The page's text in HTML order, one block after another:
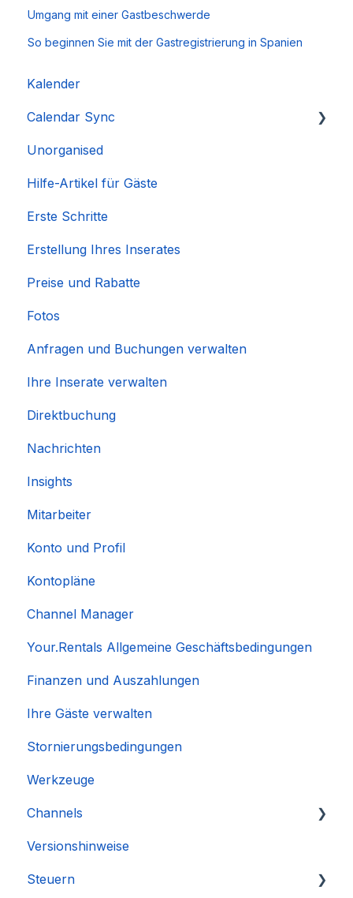
Umgang mit einer Gastbeschwerde
So beginnen Sie mit der Gastregistrierung in Spanien
Kalender
Calendar Sync
Importieren beliebter Kalender
Unorganised
Hilfe-Artikel für Gäste
Erste Schritte
Erstellung Ihres Inserates
Preise und Rabatte
Fotos
Anfragen und Buchungen verwalten
Ihre Inserate verwalten
Direktbuchung
Nachrichten
Insights
Mitarbeiter
Konto und Profil
Kontopläne
Channel Manager
Your.Rentals Allgemeine Geschäftsbedingungen
Finanzen und Auszahlungen
Ihre Gäste verwalten
Stornierungsbedingungen
Werkzeuge
Channels
Integration des Accounts
Versionshinweise
Steuern